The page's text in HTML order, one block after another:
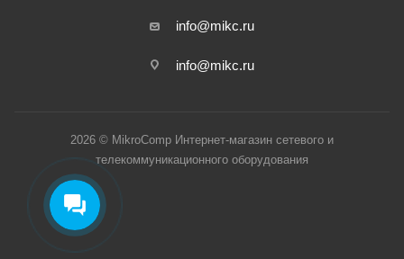
info@mikc.ru
info@mikc.ru
2026 © MikroComp Интернет-магазин сетевого и
телекоммуникационного оборудования